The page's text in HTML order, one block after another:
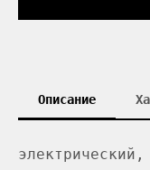
Описание